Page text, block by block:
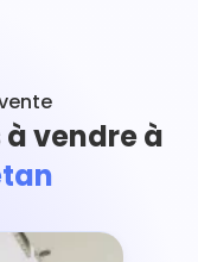
à vendre à